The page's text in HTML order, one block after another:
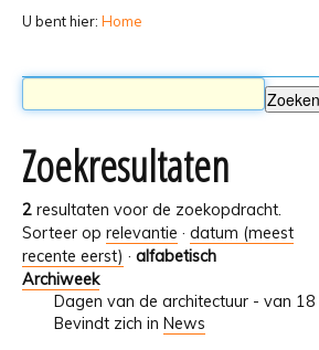
U bent hier: Home
Zoekresultaten
2 resultaten voor de zoekopdracht.
Sorteer op relevantie · datum (meest
recente eerst) · alfabetisch
Archiweek
Dagen van de architectuur - van
Bevindt zich in News